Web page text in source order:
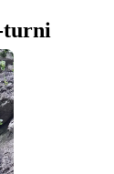
turni